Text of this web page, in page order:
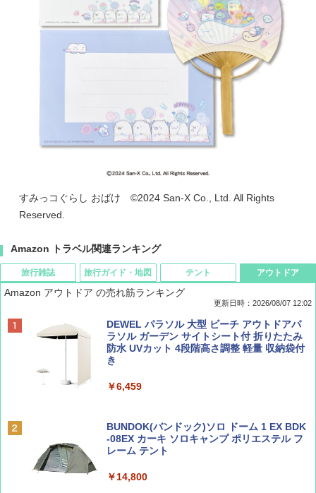
すみっコぐらし おばけ ©2024 San-X Co., Ltd. All Rights
Reserved.
Amazon トラベル関連ランキング
旅行雑誌
ディズニーファン ２０２６年 ９月号 [雑
誌] (ＤＩＳＮＥＹ ＦＡＮ)
￥713
SOTO ミニマル"旅"財布 ランダム2種】
￥1,500
旅行ガイド・地図
D40 地球の歩き方 チェンマイ タイ北部の魅
力的な町 2026～2027 地球の歩き方D アジア
￥2,079
球の歩き方A ヨーロッパ
￥2,479
テント
[キャンパーズコレクション 山善] ポップアッ
プテント 傘みたいに広げて畳める パッとサ
ッとサンシェード キューブ フルクローズ メ
ッシュ 簡単設置 ワンタッチテント キャンプ
PYKES PEAK (パイクスピーク) 着替えテン
ト プライバシー テント 【中が透けない】 1
ーチ ピクニック ポップアップテント 携帯 簡
アウトドア
Amazon アウトドア の売れ筋ランキング
更新日時：2026/08/07 12:02
DEWEL パラソル 大型 ビーチ アウトドアパ
ラソル ガーデン サイトシート付 折りたたみ
防水 UVカット 4段階高さ調整 軽量 収納袋付
き
￥6,459
BUNDOK(バンドック)ソロ ドーム 1 EX BDK
-08EX カーキ ソロキャンプ ポリエステル フ
レーム テント
￥14,800